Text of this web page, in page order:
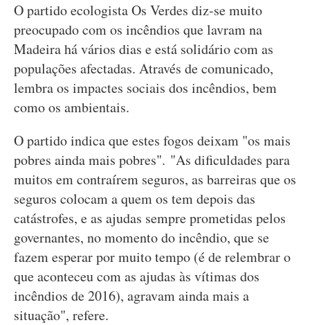
O partido ecologista Os Verdes diz-se muito
preocupado com os incêndios que lavram na
Madeira há vários dias e está solidário com as
populações afectadas. Através de comunicado,
lembra os impactes sociais dos incêndios, bem
como os ambientais.
O partido indica que estes fogos deixam "os mais
pobres ainda mais pobres". "As dificuldades para
muitos em contraírem seguros, as barreiras que os
seguros colocam a quem os tem depois das
catástrofes, e as ajudas sempre prometidas pelos
governantes, no momento do incêndio, que se
fazem esperar por muito tempo (é de relembrar o
que aconteceu com as ajudas às vítimas dos
incêndios de 2016), agravam ainda mais a
situação", refere.